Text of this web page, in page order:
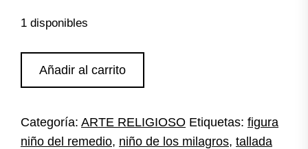
1 disponibles
Niño
Bola
cantidad
Añadir al carrito
Categoría: ARTE RELIGIOSO Etiquetas: figura
niño del remedio, niño de los milagros, tallada